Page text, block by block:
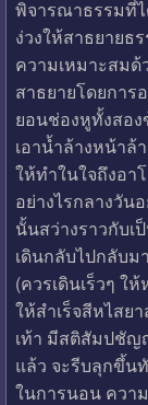
พิจารณาธรรมที่ไ
ง่วงให้สาธยายธ
ความเหมาะสม
สาธยายโดยการ
ยอนช่องหูทั้งสอง
เอาน้ำล้างหน้าล้
ให้ทำในใจถึงอ
อย่างไรกลางวัน
นั้นสว่างราวกับเ
เดินกลับไปกลับ
(ควรเดินเร็วๆ ให้
ให้สำเร็จสีหไสย
เท้า มีสติสัมปชัญ
แล้ว จะรีบลุกขึ้น
ในการนอน ควา